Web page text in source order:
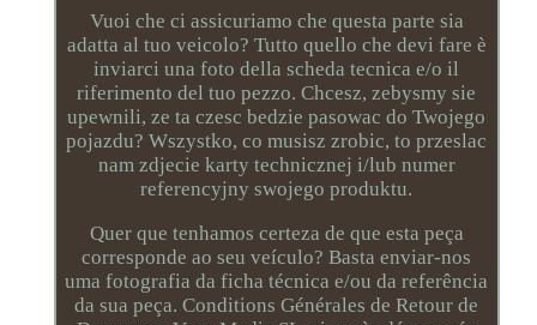
Vuoi che ci assicuriamo che questa parte sia
adatta al tuo veicolo? Tutto quello che devi fare è
inviarci una foto della scheda tecnica e/o il
riferimento del tuo pezzo. Chcesz, zebysmy sie
upewnili, ze ta czesc bedzie pasowac do Twojego
pojazdu? Wszystko, co musisz zrobic, to przeslac
nam zdjecie karty technicznej i/lub numer
referencyjny swojego produktu.
Quer que tenhamos certeza de que esta peça
corresponde ao seu veículo? Basta enviar-nos
uma fotografia da ficha técnica e/ou da referência
da sua peça. Conditions Générales de Retour de